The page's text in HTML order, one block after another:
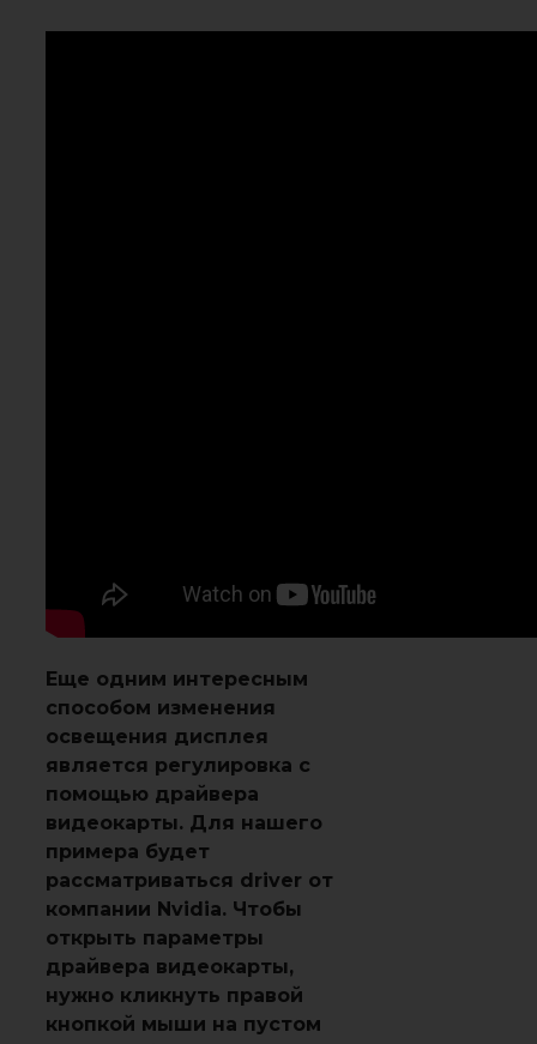
Еще одним интересным
способом изменения
освещения дисплея
является регулировка с
помощью драйвера
видеокарты. Для нашего
примера будет
рассматриваться driver от
компании Nvidia. Чтобы
открыть параметры
драйвера видеокарты,
нужно кликнуть правой
кнопкой мыши на пустом